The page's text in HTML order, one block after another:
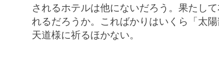
されるホテルは他にないだろう。果たし
れるだろうか。こればかりはいくら「太
天道様に祈るほかない。